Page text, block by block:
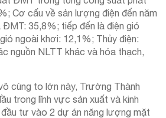
Cơ cấu về sản lượng điện đến năm
ĐMT: 35,8%; tiếp đến là điện gió
ngoài khơi: 12,1%; Thủy điện:
nguồn NLTT khác và hóa thạch,
cùng to lớn này, Trường Thành
trong lĩnh vực sản xuất và kinh
tư vào 2 dự án năng lượng mặt